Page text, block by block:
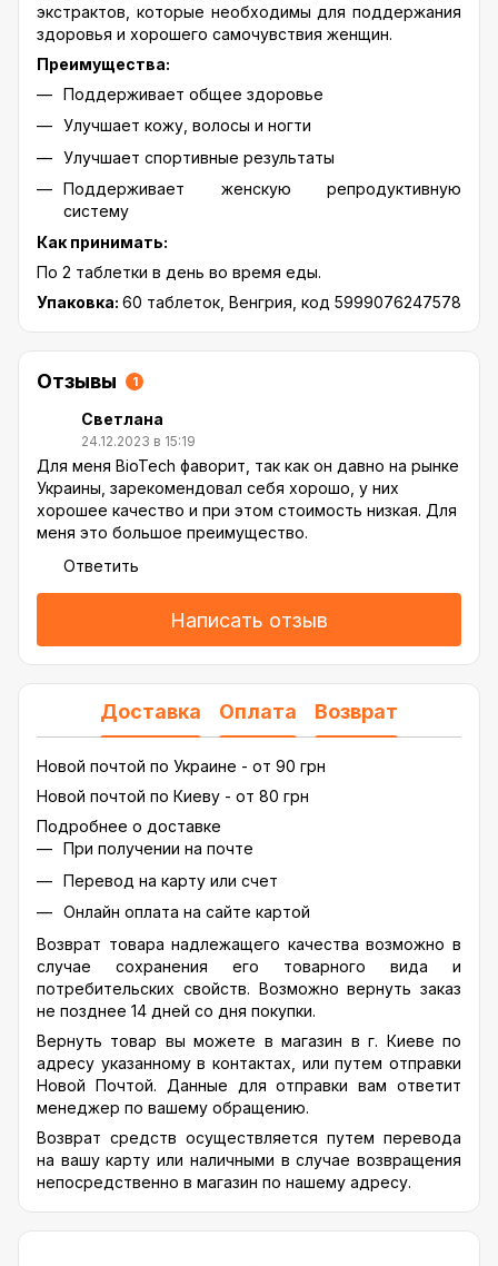
экстрактов, которые необходимы для поддержания
здоровья и хорошего самочувствия женщин.
Преимущества:
Поддерживает общее здоровье
Улучшает кожу, волосы и ногти
Улучшает спортивные результаты
Поддерживает женскую репродуктивную
систему
Как принимать:
По 2 таблетки в день во время еды.
Упаковка: 60 таблеток, Венгрия, код 5999076247578
Отзывы 1
Светлана
24.12.2023 в 15:19
Для меня BioTech фаворит, так как он давно на рынке
Украины, зарекомендовал себя хорошо, у них
хорошее качество и при этом стоимость низкая. Для
меня это большое преимущество.
Ответить
Написать отзыв
Доставка Оплата Возврат
Новой почтой по Украине - от 90 грн
Новой почтой по Киеву - от 80 грн
Подробнее о доставке
При получении на почте
Перевод на карту или счет
Онлайн оплата на сайте картой
Возврат товара надлежащего качества возможно в
случае сохранения его товарного вида и
потребительских свойств. Возможно вернуть заказ
не позднее 14 дней со дня покупки.
Вернуть товар вы можете в магазин в г. Киеве по
адресу указанному в контактах, или путем отправки
Новой Почтой. Данные для отправки вам ответит
менеджер по вашему обращению.
Возврат средств осуществляется путем перевода
на вашу карту или наличными в случае возвращения
непосредственно в магазин по нашему адресу.